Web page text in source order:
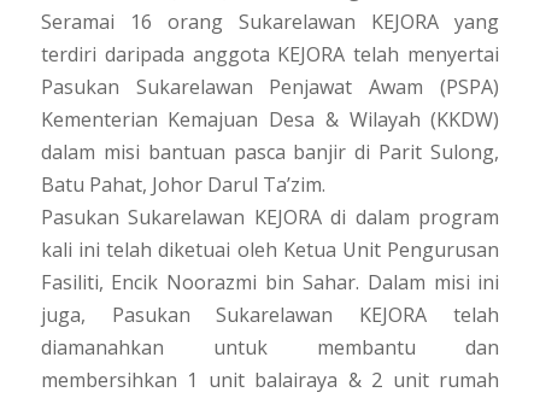
Seramai 16 orang Sukarelawan KEJORA yang
terdiri daripada anggota KEJORA telah menyertai
Pasukan Sukarelawan Penjawat Awam (PSPA)
Kementerian Kemajuan Desa & Wilayah (KKDW)
dalam misi bantuan pasca banjir di Parit Sulong,
Batu Pahat, Johor Darul Ta’zim.
Pasukan Sukarelawan KEJORA di dalam program
kali ini telah diketuai oleh Ketua Unit Pengurusan
Fasiliti, Encik Noorazmi bin Sahar. Dalam misi ini
juga, Pasukan Sukarelawan KEJORA telah
diamanahkan untuk membantu dan
membersihkan 1 unit balairaya & 2 unit rumah